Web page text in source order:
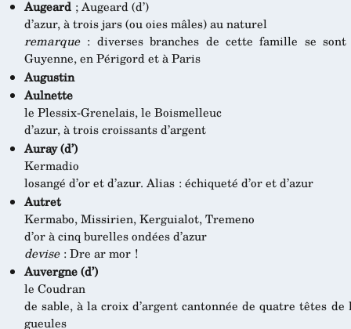
Augeard; Augeard (d’)
d’azur, à trois jars (ou oies mâles) au naturel
remarque: diverses branches de cette famille se
Guyenne, en Périgord et à Paris
Augustin
Aulnette
le Plessix-Grenelais, le Boismelleuc
d’azur, à trois croissants d’argent
Auray (d’)
Kermadio
losangé d’or et d’azur. Alias : échiqueté d’or et d’azur
Autret
Kermabo, Missirien, Kerguialot, Tremeno
d’or à cinq burelles ondées d’azur
devise: Dre ar mor !
Auvergne (d’)
le Coudran
de sable, à la croix d’argent cantonnée de quatre têtes
gueules